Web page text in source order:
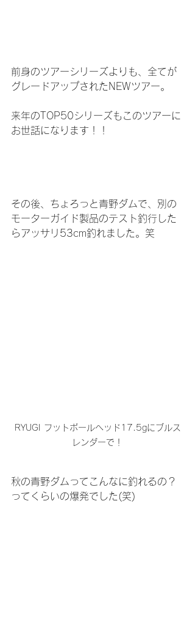
前身のツアーシリーズよりも、全てが
グレードアップされたNEWツアー。
来年のTOP50シリーズもこのツアーに
お世話になります！！
その後、ちょろっと青野ダムで、別の
モーターガイド製品のテスト釣行した
らアッサリ53cm釣れました。笑
RYUGI フットボールヘッド17.5gにブルス
レンダーで！
秋の青野ダムってこんなに釣れるの？
ってくらいの爆発でした(笑)